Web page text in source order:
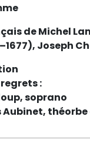
de Michel
Joseph
:
soprano
Aubinet,